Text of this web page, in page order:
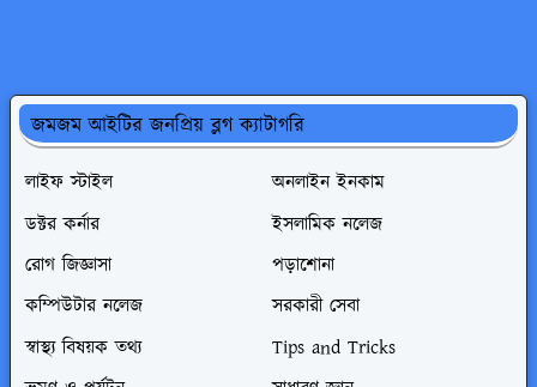
জমজম আইটির জনপ্রিয় ব্লগ ক্যাটাগরি
লাইফ স্টাইল
অনলাইন ইনকাম
ডক্টর কর্নার
ইসলামিক নলেজ
রোগ জিজ্ঞাসা
পড়াশোনা
কম্পিউটার নলেজ
সরকারী সেবা
স্বাস্থ্য বিষয়ক তথ্য
Tips and Tricks